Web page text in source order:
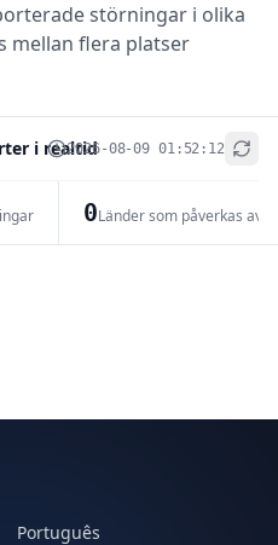
störningar i olika
mellan flera platser
i realtid2026-08-09 01:52:12
0Länder som påverkas av
+
Português